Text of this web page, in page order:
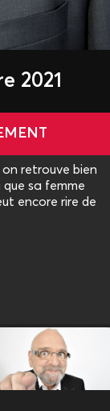
2021
retrouve bien
que sa femme
encore rire de